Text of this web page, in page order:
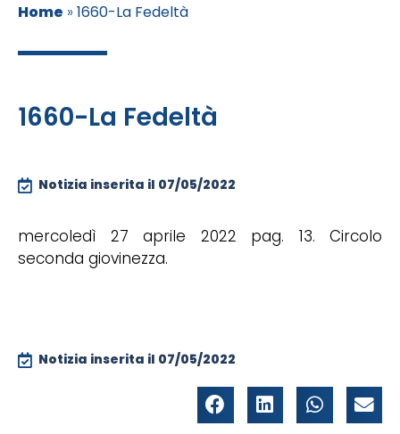
Home » 1660-La Fedeltà
1660-La Fedeltà
Notizia inserita il 07/05/2022
mercoledì 27 aprile 2022 pag. 13. Circolo
seconda giovinezza.
Notizia inserita il 07/05/2022